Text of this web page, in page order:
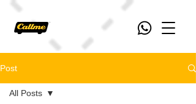
Post
All Posts